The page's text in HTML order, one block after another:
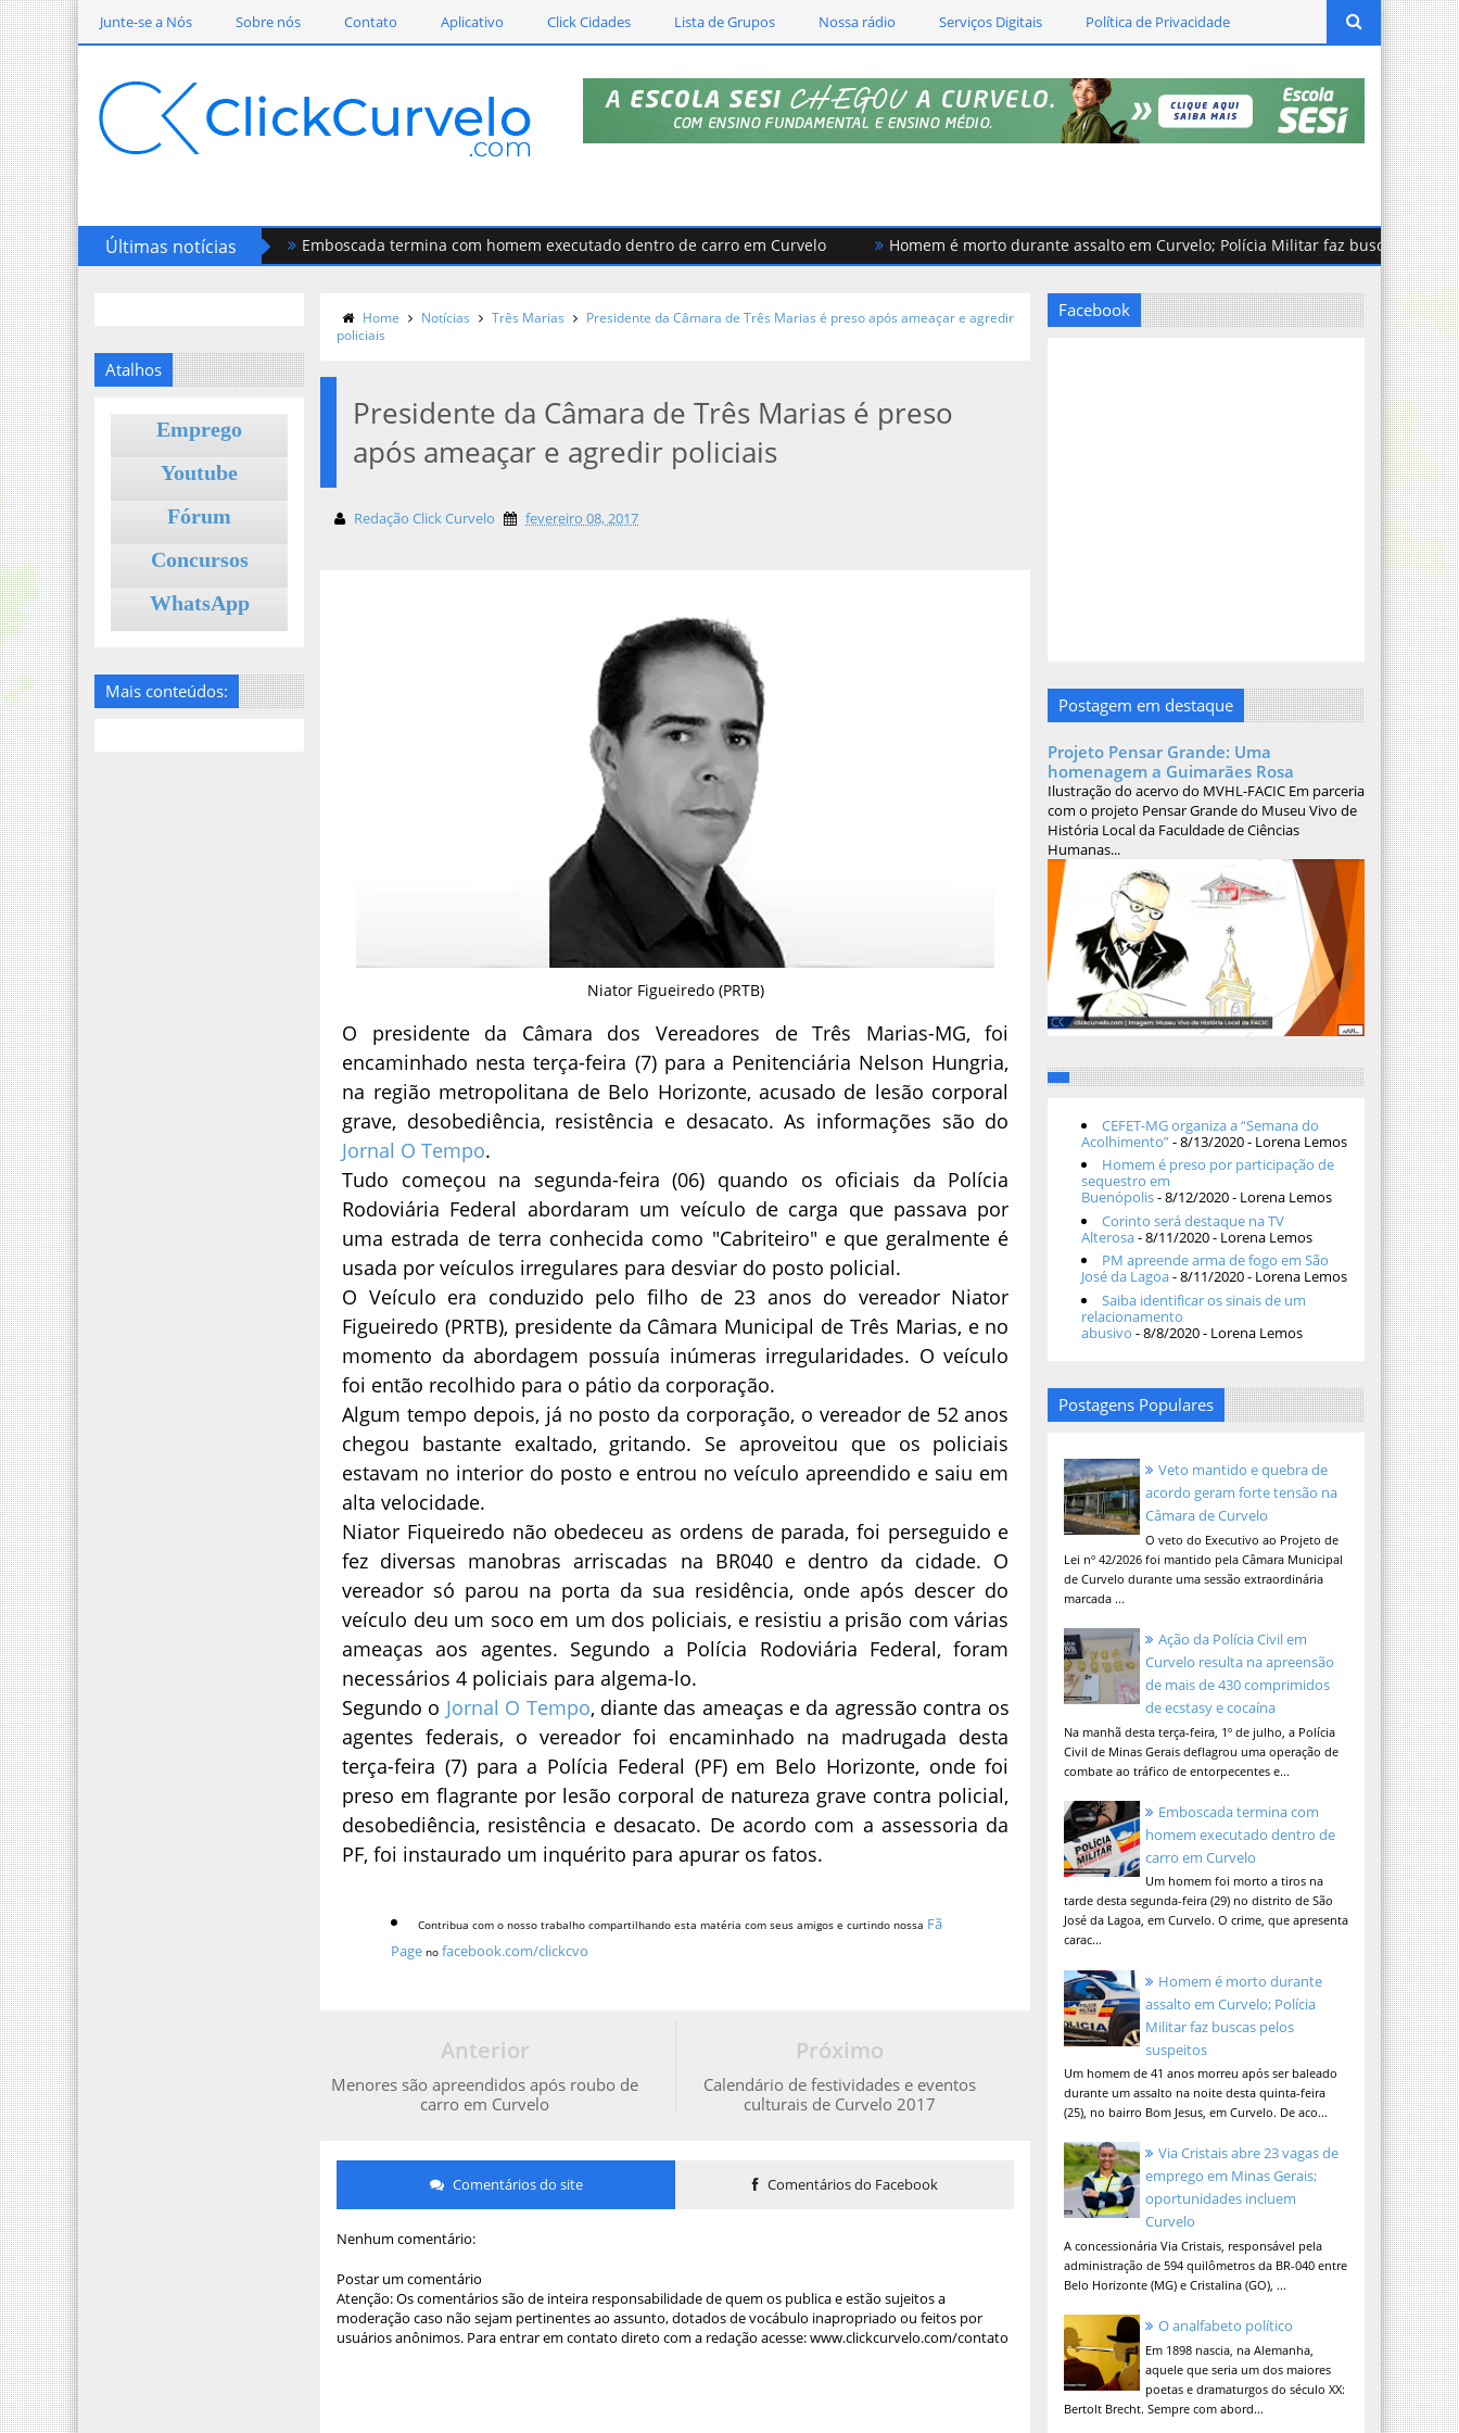
Junte-se a Nós Sobre nós Contato Aplicativo Click Cidades Lista de Grupos Nossa rádio Serviços Digitais Política de Privacidade
Últimas notícias Emboscada termina com homem executado dentro de carro em Curvelo Homem é morto durante assalto em Curvelo; Polícia Militar faz buscas pelos
Atalhos
Emprego
Youtube
Fórum
Concursos
WhatsApp
Mais conteúdos:
Home Notícias Três Marias
Presidente da Câmara de Três Marias é preso após ameaçar e agredir
policiais
Presidente da Câmara de Três Marias é preso
após ameaçar e agredir policiais
Redação Click Curvelo fevereiro 08, 2017
Niator Figueiredo (PRTB)
O presidente da Câmara dos Vereadores de Três Marias-MG, foi
encaminhado nesta terça-feira (7) para a Penitenciária Nelson Hungria,
na região metropolitana de Belo Horizonte, acusado de lesão corporal
grave, desobediência, resistência e desacato. As informações são do
Jornal O Tempo.
Tudo começou na segunda-feira (06) quando os oficiais da Polícia
Rodoviária Federal abordaram um veículo de carga que passava por
uma estrada de terra conhecida como "Cabriteiro" e que geralmente é
usada por veículos irregulares para desviar do posto policial.
O Veículo era conduzido pelo filho de 23 anos do vereador Niator
Figueiredo (PRTB), presidente da Câmara Municipal de Três Marias, e no
momento da abordagem possuía inúmeras irregularidades. O veículo
foi então recolhido para o pátio da corporação.
Algum tempo depois, já no posto da corporação, o vereador de 52 anos
chegou bastante exaltado, gritando. Se aproveitou que os policiais
estavam no interior do posto e entrou no veículo apreendido e saiu em
alta velocidade.
Niator Fiqueiredo não obedeceu as ordens de parada, foi perseguido e
fez diversas manobras arriscadas na BR040 e dentro da cidade. O
vereador só parou na porta da sua residência, onde após descer do
veículo deu um soco em um dos policiais, e resistiu a prisão com várias
ameaças aos agentes. Segundo a Polícia Rodoviária Federal, foram
necessários 4 policiais para algema-lo.
Segundo o Jornal O Tempo, diante das ameaças e da agressão contra os
agentes federais, o vereador foi encaminhado na madrugada desta
terça-feira (7) para a Polícia Federal (PF) em Belo Horizonte, onde foi
preso em flagrante por lesão corporal de natureza grave contra policial,
desobediência, resistência e desacato. De acordo com a assessoria da
PF, foi instaurado um inquérito para apurar os fatos.
Contribua com o nosso trabalho compartilhando esta matéria com seus amigos e curtindo nossa Fã
Page nofacebook.com/clickcvo
Próximo
Calendário de festividades e eventos
culturais de Curvelo 2017
Anterior
Menores são apreendidos após roubo de
carro em Curvelo
Comentários do site Comentários do Facebook
Nenhum comentário:
Postar um comentário
Atenção: Os comentários são de inteira responsabilidade de quem os publica e estão sujeitos a
moderação caso não sejam pertinentes ao assunto, dotados de vocábulo inapropriado ou feitos por
usuários anônimos. Para entrar em contato direto com a redação acesse: www.clickcurvelo.com/contato
Facebook
Postagem em destaque
Projeto Pensar Grande: Uma
homenagem a Guimarães Rosa
Ilustração do acervo do MVHL-FACIC Em parceria
com o projeto Pensar Grande do Museu Vivo de
História Local da Faculdade de Ciências
Humanas...
CEFET-MG organiza a “Semana do
Acolhimento”- 8/13/2020- Lorena Lemos
Homem é preso por participação de
sequestro em
Buenópolis- 8/12/2020- Lorena Lemos
Corinto será destaque na TV
Alterosa- 8/11/2020- Lorena Lemos
PM apreende arma de fogo em São
José da Lagoa- 8/11/2020- Lorena Lemos
Saiba identificar os sinais de um
relacionamento
abusivo - 8/8/2020- Lorena Lemos
Postagens Populares
Veto mantido e quebra de
acordo geram forte tensão na
Câmara de Curvelo
O veto do Executivo ao Projeto de
Lei nº 42/2026 foi mantido pela Câmara Municipal
de Curvelo durante uma sessão extraordinária
marcada ...
Ação da Polícia Civil em
Curvelo resulta na apreensão
de mais de 430 comprimidos
de ecstasy e cocaína
Na manhã desta terça-feira, 1º de julho, a Polícia
Civil de Minas Gerais deflagrou uma operação de
combate ao tráfico de entorpecentes e...
Emboscada termina com
homem executado dentro de
carro em Curvelo
Um homem foi morto a tiros na
tarde desta segunda-feira (29) no distrito de São
José da Lagoa, em Curvelo. O crime, que apresenta
carac...
Homem é morto durante
assalto em Curvelo; Polícia
Militar faz buscas pelos
suspeitos
Um homem de 41 anos morreu após ser baleado
durante um assalto na noite desta quinta-feira
(25), no bairro Bom Jesus, em Curvelo. De aco...
Via Cristais abre 23 vagas de
emprego em Minas Gerais;
oportunidades incluem
Curvelo
A concessionária Via Cristais, responsável pela
administração de 594 quilômetros da BR-040 entre
Belo Horizonte (MG) e Cristalina (GO), ...
O analfabeto político
Em 1898 nascia, na Alemanha,
aquele que seria um dos maiores
poetas e dramaturgos do século XX:
Bertolt Brecht. Sempre com abord...